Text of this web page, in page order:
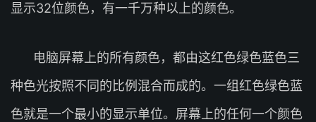
显示32位颜色，有一千万种以上的颜色。
电脑屏幕上的所有颜色，都由这红色绿色蓝色三
种色光按照不同的比例混合而成的。一组红色绿色蓝
色就是一个最小的显示单位。屏幕上的任何一个颜色